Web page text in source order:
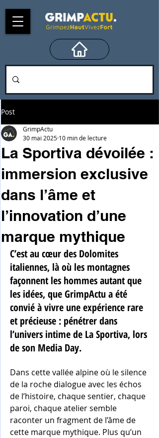
Post
La Sportiva dévoilée :
immersion exclusive
dans l’âme et
l’innovation d’une
marque mythique
GrimpActu
30 mai 2025 10 min de lecture
C’est au cœur des Dolomites
italiennes, là où les montagnes
façonnent les hommes autant que
les idées, que GrimpActu a été
convié à vivre une expérience rare
et précieuse : pénétrer dans
l’univers intime de La Sportiva, lors
de son Media Day.
Dans cette vallée alpine où le silence
de la roche dialogue avec les échos
de l’histoire, chaque sentier, chaque
paroi, chaque atelier semble
raconter un fragment de l’âme de
cette marque mythique. Plus qu’un